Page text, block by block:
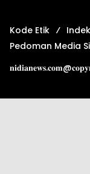
Kode Etik
Pedoman Media